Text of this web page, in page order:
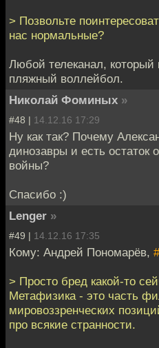
> Позвольте
нас нормальные?
Любой телеканал, который
пляжный воллейбол.
Николай Фоминых »
#48 | 14.12.16 17:29
Ну как так? Почему
динозавры и есть остаток
войны?
Спасибо :)
Lenger »
#49 | 14.12.16 17:35
Кому: Андрей Пономарёв,
> Просто бред какой-то
Метафизика - это часть
мировоззренческих
про всякие странности.